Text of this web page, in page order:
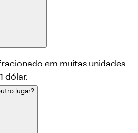
em muitas unidades
dólar.
lugar?